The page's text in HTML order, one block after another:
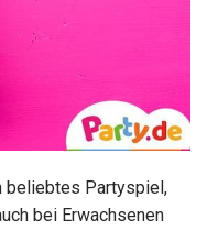
beliebtes Partyspiel,
bei Erwachsenen